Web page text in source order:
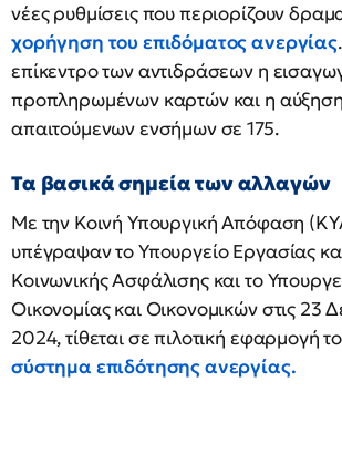
νέες ρυθμίσεις που περιορίζουν
χορήγηση του επιδόματος ανεργίας
επίκεντρο των αντιδράσεων η
προπληρωμένων καρτών και η
απαιτούμενων ενσήμων σε 175.
Τα βασικά σημεία των αλλαγών
Με την Κοινή Υπουργική Απόφαση
υπέγραψαν το Υπουργείο Εργασίας
Κοινωνικής Ασφάλισης και το
Οικονομίας και Οικονομικών στις 23
2024, τίθεται σε πιλοτική εφαρμογή το
σύστημα επιδότησης ανεργίας.